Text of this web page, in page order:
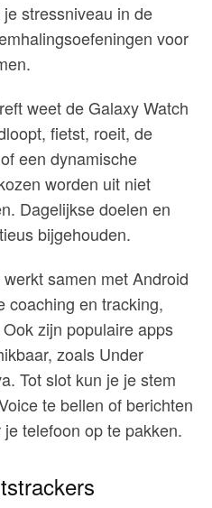
stressniveau in de
voor
weet de Galaxy Watch
fietst, roeit, de
een dynamische
worden uit niet
Dagelijkse doelen en
bijgehouden.
samen met Android
coaching en tracking,
zijn populaire apps
zoals Under
Tot slot kun je je stem
te bellen of berichten
telefoon op te pakken.